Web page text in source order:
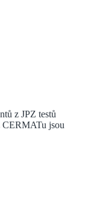
z JPZ testů
jsou